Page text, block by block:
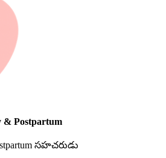
& Postpartum
సహచరుడు